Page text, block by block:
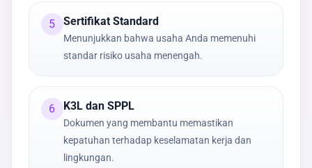
5 Sertifikat Standard
Menunjukkan bahwa usaha Anda memenuhi
standar risiko usaha menengah.
6 K3L dan SPPL
Dokumen yang membantu memastikan
kepatuhan terhadap keselamatan kerja dan
lingkungan.